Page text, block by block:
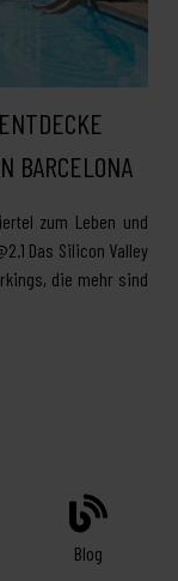
BARCELONA
zum Leben und
Das Silicon Valley
die mehr sind
Blog